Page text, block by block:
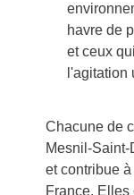
havre de
et ceux
l'agitation
Chacune de
Mesnil-
et contribue
France. Elles